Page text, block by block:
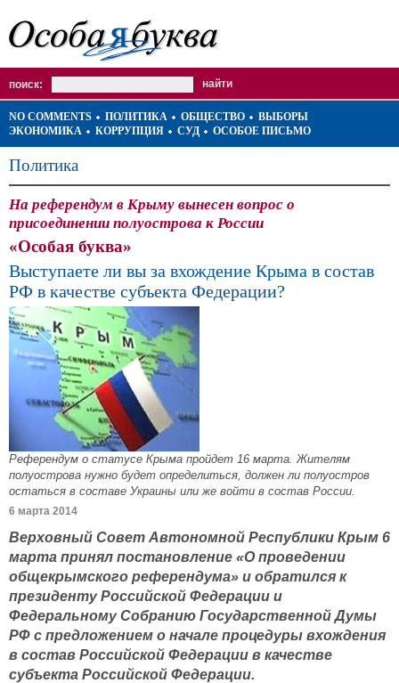
поиск:
NO COMMENTS ПОЛИТИКА ОБЩЕСТВО
ВЫБОРЫ
ЭКОНОМИКА
КОРРУПЦИЯ СУД ОСОБОЕ ПИСЬМО
Политика
На референдум в Крыму вынесен вопрос о
присоединении полуострова к России
«Особая буква»
Выступаете ли вы за вхождение Крыма в состав
РФ в качестве субъекта Федерации?
Референдум о статусе Крыма пройдет 16 марта. Жителям
полуострова нужно будет определиться, должен ли полуостров
остаться в составе Украины или же войти в состав России.
6 марта 2014
Верховный Совет Автономной Республики Крым 6
марта принял постановление «О проведении
общекрымского референдума» и обратился к
президенту Российской Федерации и
Федеральному Собранию Государственной Думы
РФ с предложением о начале процедуры вхождения
в состав Российской Федерации в качестве
субъекта Российской Федерации.